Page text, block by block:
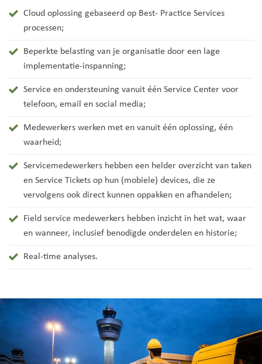
Cloud oplossing gebaseerd op Best- Practice Services
processen;
Beperkte belasting van je organisatie door een lage
implementatie-inspanning;
Service en ondersteuning vanuit één Service Center voor
telefoon, email en social media;
Medewerkers werken met en vanuit één oplossing, één
waarheid;
Servicemedewerkers hebben een helder overzicht van taken
en Service Tickets op hun (mobiele) devices, die ze
vervolgens ook direct kunnen oppakken en afhandelen;
Field service medewerkers hebben inzicht in het wat, waar
en wanneer, inclusief benodigde onderdelen en historie;
Real-time analyses.